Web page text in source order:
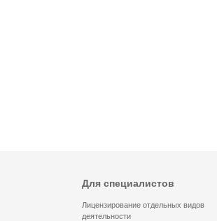
Для специалистов
Лицензирование отдельных видов
деятельности